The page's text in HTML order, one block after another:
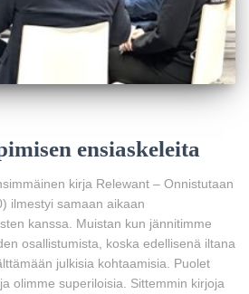
ensiaskeleita
kirja Relewant – Onnistutaan
ilmestyi samaan aikaan
kanssa. Muistan kun jännitimme
osallistumista, koska edellisenä iltana
julkisia kohtaamisia. Puolet
olimme superiloisia. Sittemmin kirjoja